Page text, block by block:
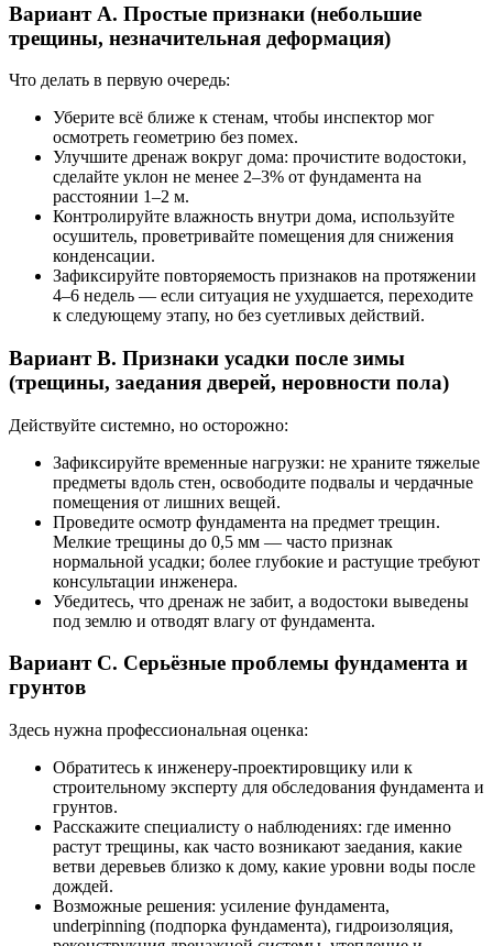
Вариант A. Простые признаки (небольшие
трещины, незначительная деформация)
Что делать в первую очередь:
Уберите всё ближе к стенам, чтобы инспектор мог
осмотреть геометрию без помех.
Улучшите дренаж вокруг дома: прочистите водостоки,
сделайте уклон не менее 2–3% от фундамента на
расстоянии 1–2 м.
Контролируйте влажность внутри дома, используйте
осушитель, проветривайте помещения для снижения
конденсации.
Зафиксируйте повторяемость признаков на протяжении
4–6 недель — если ситуация не ухудшается, переходите
к следующему этапу, но без суетливых действий.
Вариант B. Признаки усадки после зимы
(трещины, заедания дверей, неровности пола)
Действуйте системно, но осторожно:
Зафиксируйте временные нагрузки: не храните тяжелые
предметы вдоль стен, освободите подвалы и чердачные
помещения от лишних вещей.
Проведите осмотр фундамента на предмет трещин.
Мелкие трещины до 0,5 мм — часто признак
нормальной усадки; более глубокие и растущие требуют
консультации инженера.
Убедитесь, что дренаж не забит, а водостоки выведены
под землю и отводят влагу от фундамента.
Вариант C. Серьёзные проблемы фундамента и
грунтов
Здесь нужна профессиональная оценка:
Обратитесь к инженеру-проектировщику или к
строительному эксперту для обследования фундамента и
грунтов.
Расскажите специалисту о наблюдениях: где именно
растут трещины, как часто возникают заедания, какие
ветви деревьев близко к дому, какие уровни воды после
дождей.
Возможные решения: усиление фундамента,
underpinning (подпорка фундамента), гидроизоляция,